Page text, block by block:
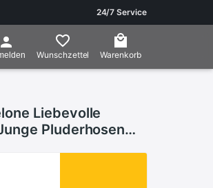
24/7 Service
Wunschzettel Warenkorb
Liebevolle
Pluderhosen